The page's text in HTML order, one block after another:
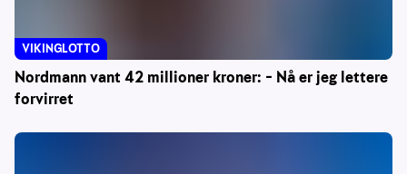
Nordmann vant 42 millioner kroner: – Nå er jeg lettere
forvirret
VIKINGLOTTO